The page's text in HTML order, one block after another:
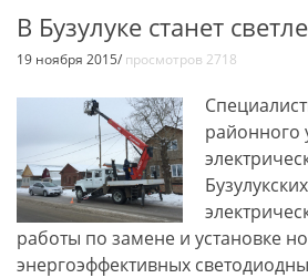
В Бузулуке станет
19 ноября 2015/ просмотров 2718
районного
работы по замене и установке
энергоэффективных